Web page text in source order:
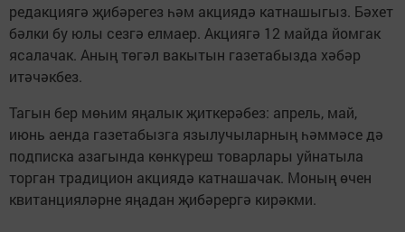
редакциягә җибәрегез һәм акциядә катнашыгыз. Бәхет
бәлки бу юлы сезгә елмаер. Акциягә 12 майда йомгак
ясалачак. Аның төгәл вакытын газетабызда хәбәр
итәчәкбез.
Тагын бер мөһим яңалык җиткерәбез: апрель, май,
июнь аенда газетабызга язылучыларның һәммәсе дә
подписка азагында көнкүреш товарлары уйнатыла
торган традицион акциядә катнашачак. Моның өчен
квитанцияләрне яңадан җибәрергә кирәкми.